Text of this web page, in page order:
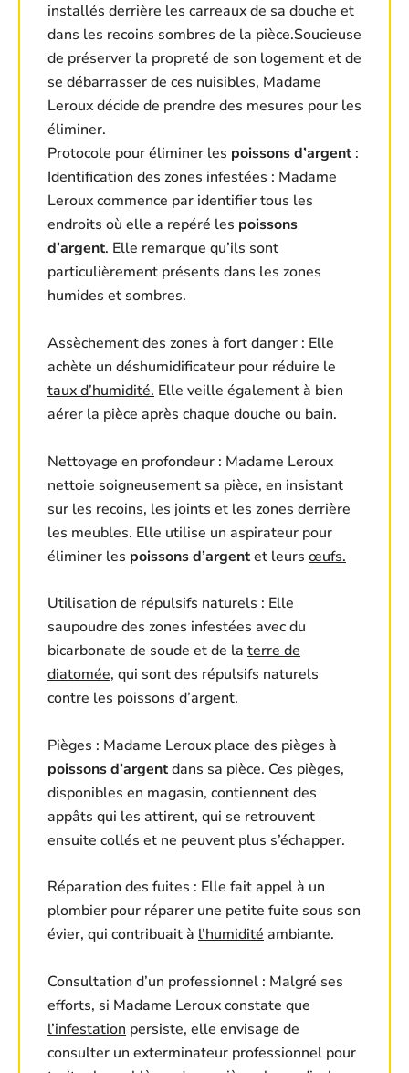
installés derrière les carreaux de sa douche et
dans les recoins sombres de la pièce.Soucieuse
de préserver la propreté de son logement et de
se débarrasser de ces nuisibles, Madame
Leroux décide de prendre des mesures pour les
éliminer.
Protocole pour éliminer les poissons d’argent:
Identification des zones infestées : Madame
Leroux commence par identifier tous les
endroits où elle a repéré les poissons
d’argent. Elle remarque qu’ils sont
particulièrement présents dans les zones
humides et sombres.
Assèchement des zones à fort danger : Elle
achète un déshumidificateur pour réduire le
taux d’humidité. Elle veille également à bien
aérer la pièce après chaque douche ou bain.
Nettoyage en profondeur : Madame Leroux
nettoie soigneusement sa pièce, en insistant
sur les recoins, les joints et les zones derrière
les meubles. Elle utilise un aspirateur pour
éliminer les poissons d’argentet leurs œufs.
Utilisation de répulsifs naturels : Elle
saupoudre des zones infestées avec du
bicarbonate de soude et de la terre de
diatomée, qui sont des répulsifs naturels
contre les poissons d’argent.
Pièges : Madame Leroux place des pièges à
poissons d’argentdans sa pièce. Ces pièges,
disponibles en magasin, contiennent des
appâts qui les attirent, qui se retrouvent
ensuite collés et ne peuvent plus s’échapper.
Réparation des fuites : Elle fait appel à un
plombier pour réparer une petite fuite sous son
évier, qui contribuait à l’humidité ambiante.
Consultation d’un professionnel : Malgré ses
efforts, si Madame Leroux constate que
l’infestation persiste, elle envisage de
consulter un exterminateur professionnel pour